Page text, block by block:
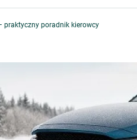
poradnik kierowcy